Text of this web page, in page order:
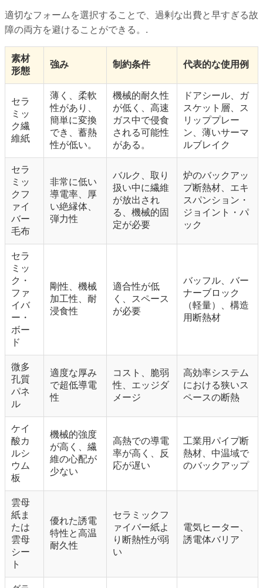
適切なフォームを選択することで、過剰な出費と早すぎる故
障の両方を避けることができる。.
素材
形態
強み 制約条件 代表的な使用例
セラ
ミッ
ク繊
維紙
薄く、柔軟
性があり、
簡単に変換
でき、蓄熱
性が低い。
機械的耐久性
が低く、高速
ガス中で侵食
される可能性
がある。
ドアシール、ガ
スケット層、ス
リッププレー
ン、薄いサーマ
ルブレイク
セラ
ミッ
クフ
ァイ
バー
毛布
非常に低い
導電率、厚
い絶縁体、
弾力性
バルク、取り
扱い中に繊維
が放出され
る、機械的固
定が必要
炉のバックアッ
プ断熱材、エキ
スパンション・
ジョイント・パ
ック
セラ
ミッ
ク・
ファ
イバ
ー・
ボー
ド
剛性、機械
加工性、耐
浸食性
適合性が低
く、スペース
が必要
バッフル、バー
ナーブロック
（軽量）、構造
用断熱材
微多
孔質
パネ
ル
適度な厚み
で超低導電
性
コスト、脆弱
性、エッジダ
メージ
高効率システム
における狭いス
ペースの断熱
ケイ
酸カ
ルシ
ウム
板
機械的強度
が高く、繊
維の心配が
少ない
高熱での導電
率が高く、反
応が遅い
工業用パイプ断
熱材、中温域で
のバックアップ
雲母
紙ま
たは
雲母
シー
ト
優れた誘電
特性と高温
耐久性
セラミックフ
ァイバー紙よ
り断熱性が弱
い
電気ヒーター、
誘電体バリア